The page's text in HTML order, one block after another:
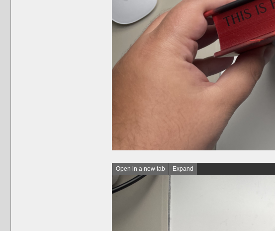
Open in a new tab Expand